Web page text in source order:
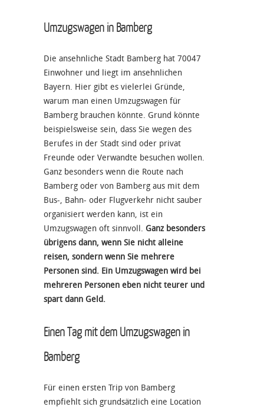
Umzugswagen in Bamberg
Die ansehnliche Stadt Bamberg hat 70047
Einwohner und liegt im ansehnlichen
Bayern. Hier gibt es vielerlei Gründe,
warum man einen Umzugswagen für
Bamberg brauchen könnte. Grund könnte
beispielsweise sein, dass Sie wegen des
Berufes in der Stadt sind oder privat
Freunde oder Verwandte besuchen wollen.
Ganz besonders wenn die Route nach
Bamberg oder von Bamberg aus mit dem
Bus-, Bahn- oder Flugverkehr nicht sauber
organisiert werden kann, ist ein
Umzugswagen oft sinnvoll. Ganz besonders
übrigens dann, wenn Sie nicht alleine
reisen, sondern wenn Sie mehrere
Personen sind. Ein Umzugswagen wird bei
mehreren Personen eben nicht teurer und
spart dann Geld.
Einen Tag mit dem Umzugswagen in
Bamberg
Für einen ersten Trip von Bamberg
empfiehlt sich grundsätzlich eine Location